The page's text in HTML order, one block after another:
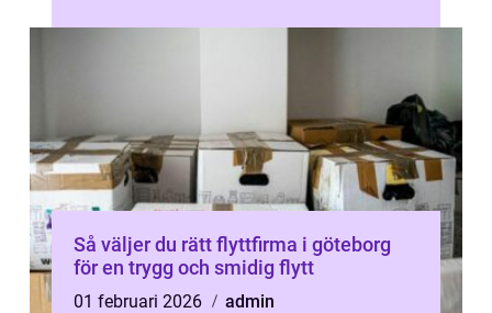
Så väljer du rätt flyttfirma i göteborg
för en trygg och smidig flytt
01 februari 2026
admin